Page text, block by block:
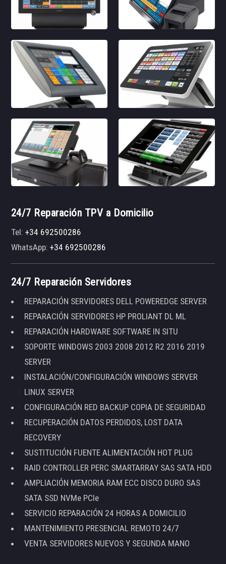
24/7 Reparación TPV a Domicilio
Tel:+34 692500286
WhatsApp:+34 692500286
24/7 Reparación Servidores
REPARACIÓN SERVIDORES DELL POWEREDGE SERVER
REPARACIÓN SERVIDORES HP PROLIANT DL ML
REPARACIÓN HARDWARE SOFTWARE IN SITU
SOPORTE WINDOWS 2003 2008 2012 R2 2016 2019
SERVER
INSTALACIÓN/CONFIGURACIÓN WINDOWS SERVER
LINUX SERVER
CONFIGURACIÓN RED BACKUP COPIA DE SEGURIDAD
RECUPERACIÓN DATOS PERDIDOS, LOST DATA
RECOVERY
SUSTITUCIÓN FUENTE ALIMENTACIÓN HOT PLUG
RAID CONTROLLER PERC SMARTARRAY SAS SATA HDD
AMPLIACIÓN MEMORIA RAM ECC DISCO DURO SAS
SATA SSD NVMe PCIe
SERVICIO REPARACIÓN 24 HORAS A DOMICILIO
MANTENIMIENTO PRESENCIAL REMOTO 24/7
VENTA SERVIDORES NUEVOS Y SEGUNDA MANO